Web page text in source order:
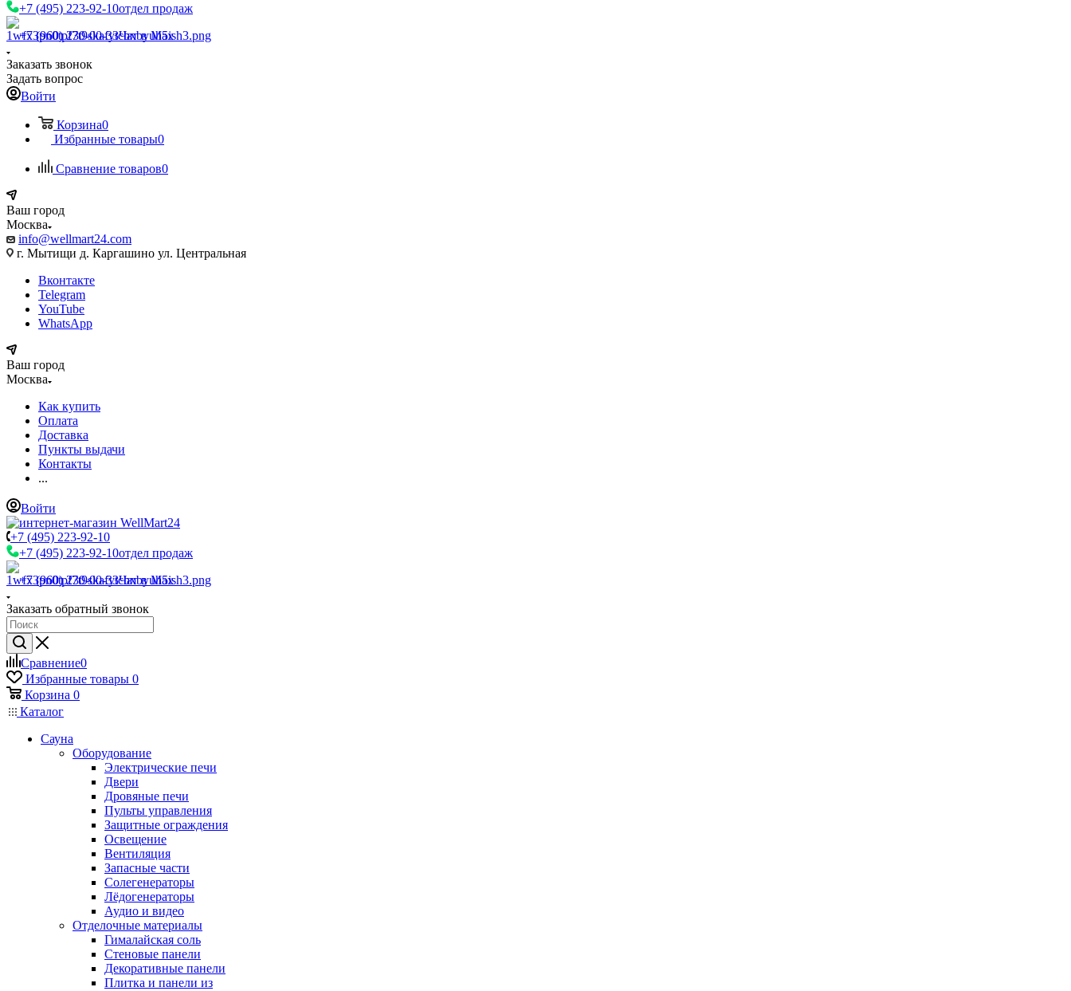
+7 (495) 223-92-10отдел продаж
+7 (960) 230-00-33Чат в Max
Заказать звонок
Задать вопрос
Войти
Корзина0
Избранные товары0
Сравнение товаров0
Ваш город
Москва
info@wellmart24.com
г. Мытищи д. Каргашино ул. Центральная
Вконтакте
Telegram
YouTube
WhatsApp
Ваш город
Москва
Как купить
Оплата
Доставка
Пункты выдачи
Контакты
...
Войти
+7 (495) 223-92-10
+7 (495) 223-92-10отдел продаж
+7 (960) 230-00-33Чат в Max
Заказать обратный звонок
Сравнение0
Избранные товары 0
Корзина 0
Каталог
Сауна
Оборудование
Электрические печи
Двери
Дровяные печи
Пульты управления
Защитные ограждения
Освещение
Вентиляция
Запасные части
Солегенераторы
Лёдогенераторы
Аудио и видео
Отделочные материалы
Гималайская соль
Стеновые панели
Декоративные панели
Плитка и панели из